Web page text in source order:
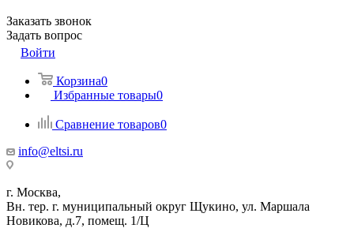
Заказать звонок
Задать вопрос
Войти
Корзина0
Избранные товары0
Сравнение товаров0
info@eltsi.ru
г. Москва,
Вн. тер. г. муниципальный округ Щукино, ул. Маршала
Новикова, д.7, помещ. 1/Ц